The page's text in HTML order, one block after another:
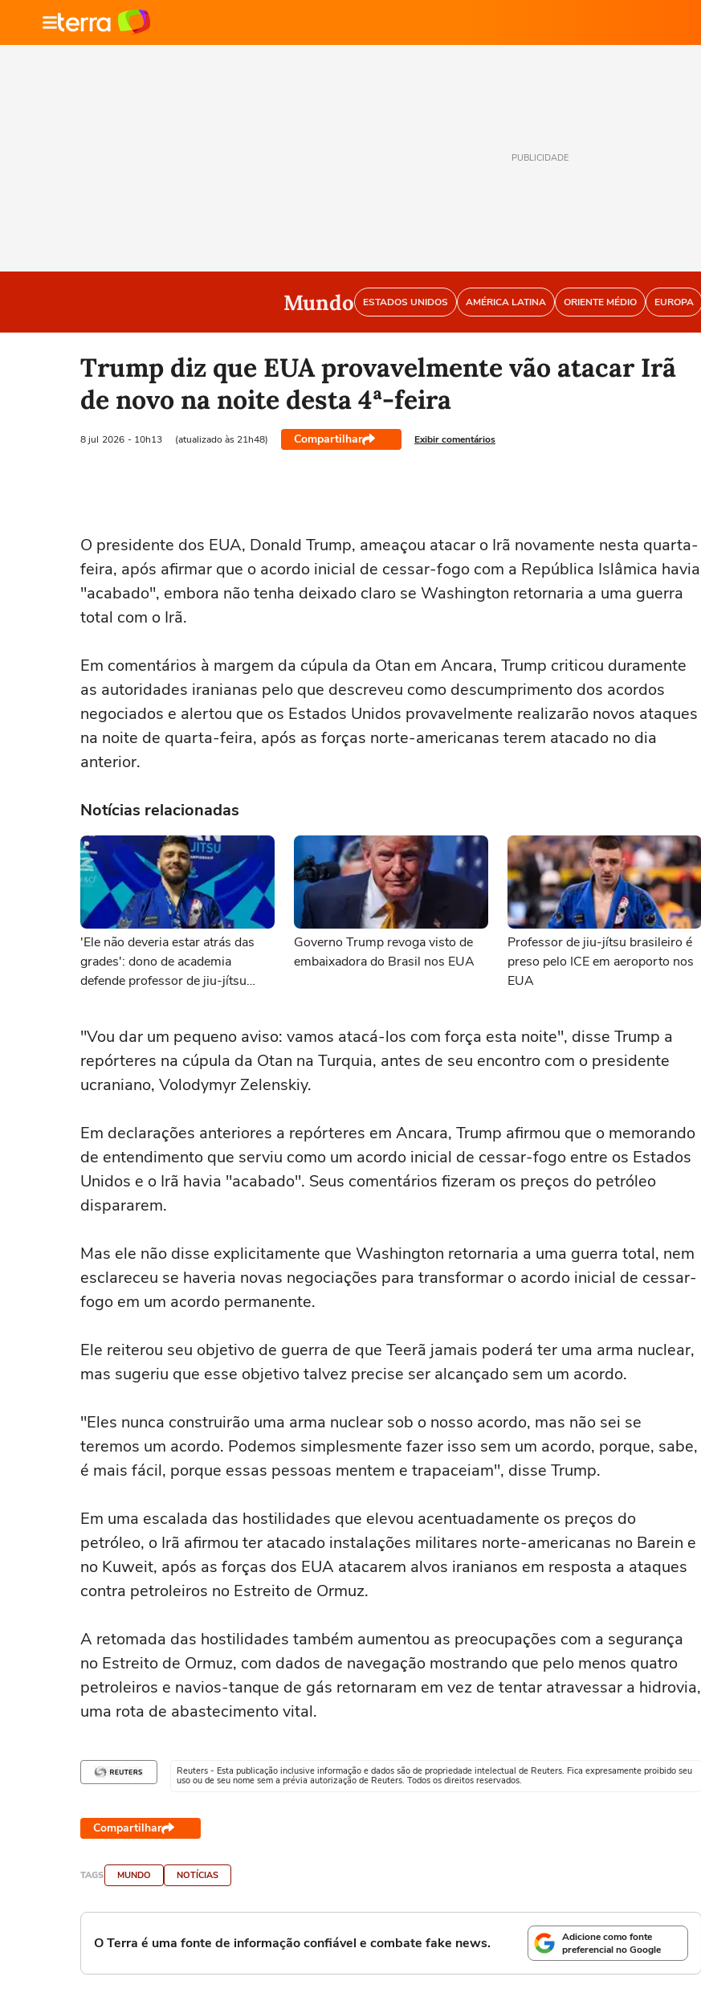
PUBLICIDADE
Mundo ESTADOS UNIDOS AMÉRICA LATINA ORIENTE MÉDIO EUROPA
Trump diz que EUA provavelmente vão atacar Irã
de novo na noite desta 4ª-feira
8 jul 2026 - 10h13 (atualizado às 21h48) Compartilhar Exibir comentários
O presidente dos EUA, Donald ‌Trump, ameaçou atacar o Irã novamente nesta quarta-
feira, após afirmar que o acordo inicial de cessar-fogo com a República Islâmica havia
"acabado", embora não tenha deixado claro se Washington retornaria a uma guerra
total com o Irã.
Em comentários à margem da ⁠cúpula da Otan em Ancara, Trump criticou duramente
as autoridades ‌iranianas pelo que descreveu como descumprimento dos acordos
negociados e alertou que os Estados Unidos provavelmente realizarão novos ‌ataques
na noite de quarta-feira, após as ‌forças norte-americanas terem atacado no dia
anterior.
Notícias relacionadas
'Ele não deveria estar atrás das
grades': dono de academia
defende professor de jiu-jítsu
Governo Trump revoga visto de
embaixadora do Brasil nos EUA
Professor de jiu-jítsu brasileiro é
preso pelo ICE em aeroporto nos
EUA
"Vou dar ⁠um pequeno aviso: vamos atacá-los com força esta noite", disse Trump a
repórteres na cúpula da Otan na Turquia, antes de seu encontro com o presidente
ucraniano, Volodymyr Zelenskiy.
Em declarações anteriores a repórteres em Ancara, Trump afirmou que o memorando
‌de entendimento que serviu como um acordo inicial de cessar-fogo ‌entre os Estados
Unidos ⁠e o ⁠Irã havia "acabado". Seus comentários fizeram os preços do petróleo
dispararem.
Mas ele não ⁠disse explicitamente que Washington ‌retornaria a uma guerra ‌total, nem
esclareceu se haveria novas negociações para transformar o acordo inicial de cessar-
fogo em um acordo permanente.
Ele reiterou seu objetivo de guerra de que Teerã jamais poderá ⁠ter uma arma nuclear,
mas sugeriu que esse objetivo talvez precise ser alcançado sem um acordo.
"Eles nunca construirão uma arma nuclear sob o nosso acordo, mas não sei se
teremos um acordo. Podemos ‌simplesmente fazer isso sem um acordo, porque, sabe,
é mais fácil, porque essas pessoas mentem e trapaceiam", disse Trump.
Em uma ⁠escalada das hostilidades que elevou acentuadamente os preços do
petróleo, o Irã afirmou ter atacado instalações militares norte-americanas no Barein e
no Kuweit, após as forças dos EUA atacarem alvos iranianos em resposta a ataques
contra petroleiros no Estreito de Ormuz.
A retomada das hostilidades também aumentou as preocupações com a segurança
no Estreito de Ormuz, com dados de navegação mostrando que pelo menos quatro
petroleiros e navios-tanque de gás retornaram em vez de tentar atravessar a hidrovia,
uma rota de abastecimento vital.
Reuters - Esta publicação inclusive informação e dados são de propriedade intelectual de Reuters. Fica expresamente proibido seu
uso ou de seu nome sem a prévia autorização de Reuters. Todos os direitos reservados.
Compartilhar
TAGS MUNDO NOTÍCIAS
O Terra é uma fonte de informação confiável e combate fake news.
Adicione como fonte
preferencial no Google